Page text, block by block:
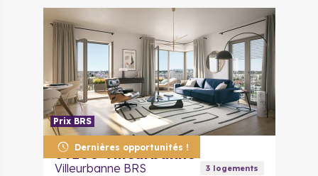
Dernières opportunités !
Prix BRS
69100 Villeurbanne
Villeurbanne BRS 3logements